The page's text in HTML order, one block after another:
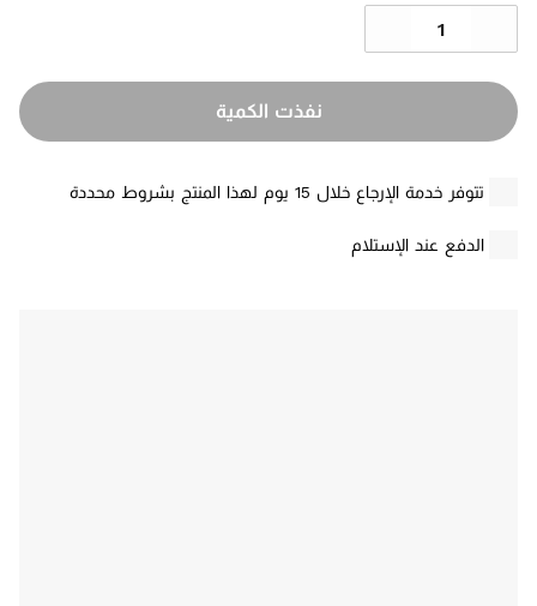
نفذت الكمية
تتوفر خدمة الإرجاع خلال 15 يوم لهذا المنتج بشروط محددة
الدفع عند الإستلام